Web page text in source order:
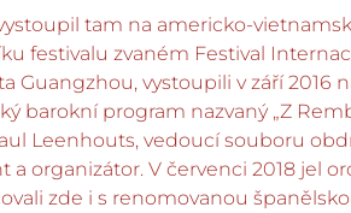
tam na americko-
festivalu zvaném Festival
Guangzhou, vystoupili v září
barokní program nazvaný „Z
Leenhouts, vedoucí souboru
organizátor. V červenci 2018 jel
zde i s renomovanou